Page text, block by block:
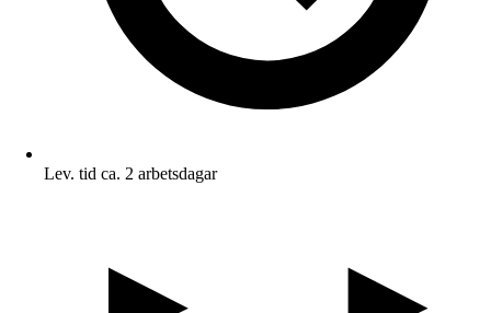
Lev. tid ca. 2 arbetsdagar